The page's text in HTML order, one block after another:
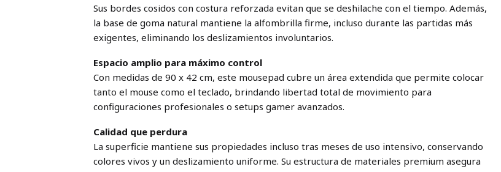
Sus bordes cosidos con costura reforzada evitan que se deshilache con el tiempo. Además,
la base de goma natural mantiene la alfombrilla firme, incluso durante las partidas más
exigentes, eliminando los deslizamientos involuntarios.
Espacio amplio para máximo control
Con medidas de 90 x 42 cm, este mousepad cubre un área extendida que permite colocar
tanto el mouse como el teclado, brindando libertad total de movimiento para
configuraciones profesionales o setups gamer avanzados.
Calidad que perdura
La superficie mantiene sus propiedades incluso tras meses de uso intensivo, conservando
colores vivos y un deslizamiento uniforme. Su estructura de materiales premium asegura